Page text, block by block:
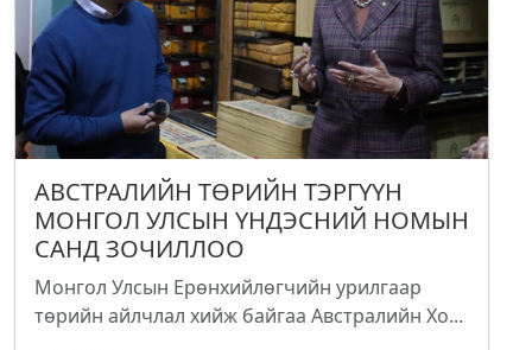
АВСТРАЛИЙН ТӨРИЙН ТЭРГҮҮН
МОНГОЛ УЛСЫН ҮНДЭСНИЙ НОМЫН
САНД ЗОЧИЛЛОО
Монгол Улсын Ерөнхийлөгчийн урилгаар
төрийн айлчлал хийж байгаа Австралийн Хо...